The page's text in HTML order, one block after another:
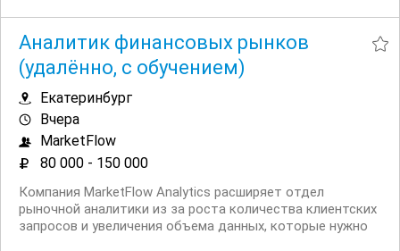
Аналитик финансовых рынков
(удалённо, с обучением)
Екатеринбург
Вчера
MarketFlow
80 000 - 150 000
Компания MarketFlow Analytics расширяет отдел
рыночной аналитики из за роста количества клиентских
запросов и увеличения объема данных, которые нужно